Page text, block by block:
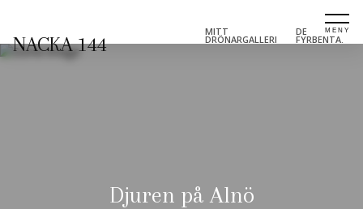
NACKA 144
MITT
DRÖNARGALLERI
DE
FYRBENTA.
Djuren på Alnö